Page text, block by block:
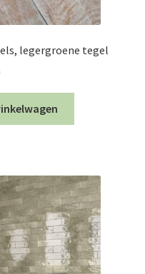
legergroene tegel